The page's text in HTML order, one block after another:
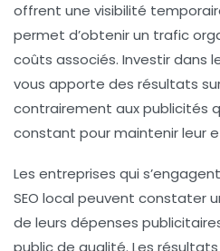
offrent une visibilité
permet d’obtenir un trafic
coûts associés. Investir dans
vous apporte des résultats
contrairement aux publicités
constant pour maintenir leur
Les entreprises qui
SEO local peuvent constater
de leurs dépenses